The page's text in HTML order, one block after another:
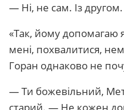
— Ні, не сам. Із другом.
«Так, йому допомагаю
мені, похвалитися,
Горан однаково не
— Ти божевільний,